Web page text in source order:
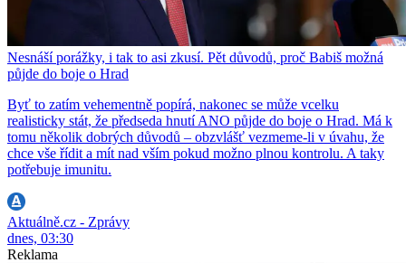
Nesnáší porážky, i tak to asi zkusí. Pět důvodů, proč Babiš možná
půjde do boje o Hrad
Byť to zatím vehementně popírá, nakonec se může vcelku
realisticky stát, že předseda hnutí ANO půjde do boje o Hrad. Má k
tomu několik dobrých důvodů – obzvlášť vezmeme-li v úvahu, že
chce vše řídit a mít nad vším pokud možno plnou kontrolu. A taky
potřebuje imunitu.
Aktuálně.cz - Zprávy
dnes, 03:30
Reklama